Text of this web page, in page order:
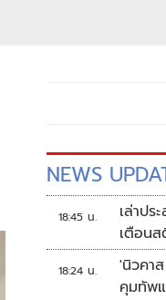
NEWS
18:45 น.
เล่าป
เตือน
ยอมรับ
18:24 น.
'นิวคา
คุมทัพ